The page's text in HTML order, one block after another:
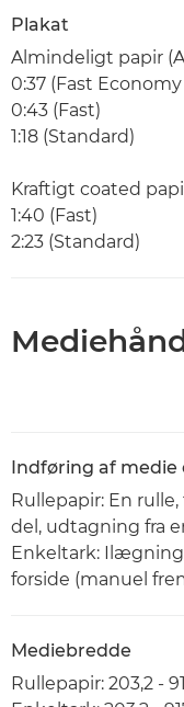
Plakat
Almindeligt papir
0:37 (Fast
0:43 (Fast)
1:18 (Standard)
Kraftigt coated
1:40 (Fast)
2:23 (Standard)
Indføring af medie
Rullepapir: En
del, udtagning fra
Enkeltark:
forside (manuel
Mediebredde
Rullepapir: 203,2 -